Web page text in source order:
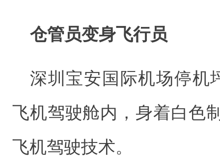
仓管员变身飞行员
深圳宝安国际机场停机
飞机驾驶舱内，身着白色
飞机驾驶技术。